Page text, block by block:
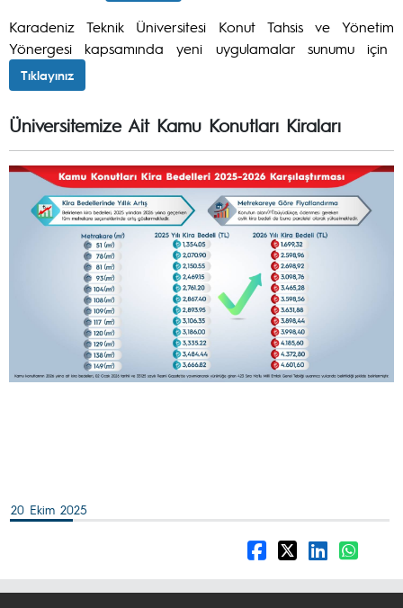
Karadeniz Teknik Üniversitesi Konut Tahsis ve Yönetim
Yönergesi kapsamında yeni uygulamalar sunumu için
Tıklayınız
Üniversitemize Ait Kamu Konutları Kiraları
20 Ekim 2025